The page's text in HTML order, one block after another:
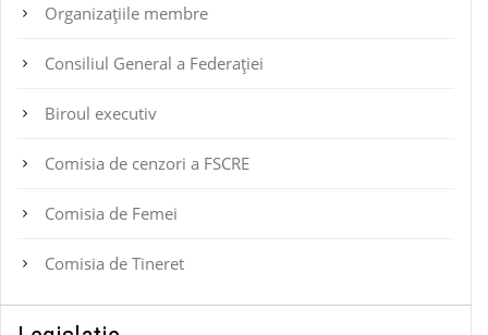
Organizațiile membre
Consiliul General a Federației
Biroul executiv
Comisia de cenzori a FSCRE
Comisia de Femei
Comisia de Tineret